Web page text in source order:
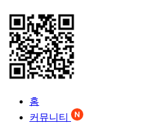
홈
커뮤니티